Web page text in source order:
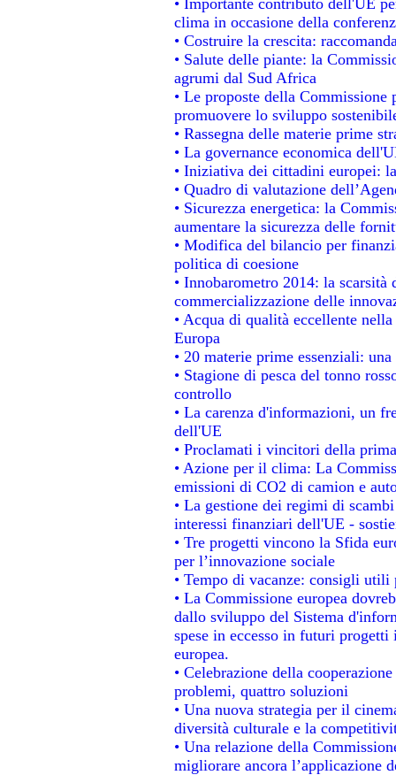
clima in occasione della
• Costruire la crescita:
• Salute delle piante: la
agrumi dal Sud Africa
• Le proposte della
promuovere lo sviluppo
• Rassegna delle materie prime
• La governance economica
• Iniziativa dei cittadini europei:
• Quadro di valutazione
• Sicurezza energetica: la
aumentare la sicurezza delle
• Modifica del bilancio per
politica di coesione
• Innobarometro 2014: la
commercializzazione delle
• Acqua di qualità eccellente
Europa
• 20 materie prime essenziali:
• Stagione di pesca del tonno
controllo
• La carenza d'informazioni, un
dell'UE
• Proclamati i vincitori della
• Azione per il clima: La
emissioni di CO2 di camion e
• La gestione dei regimi di
interessi finanziari dell'UE -
• Tre progetti vincono la Sfida
per l’innovazione sociale
• Tempo di vacanze: consigli utili
• La Commissione europea
dallo sviluppo del Sistema
spese in eccesso in futuri
europea.
• Celebrazione della
problemi, quattro soluzioni
• Una nuova strategia per il
diversità culturale e la
• Una relazione della
migliorare ancora l’applicazione